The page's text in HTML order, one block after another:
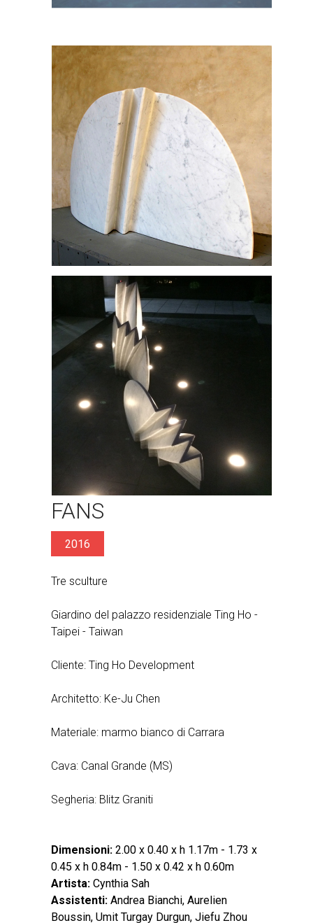
FANS
2016
Tre sculture
Giardino del palazzo residenziale Ting Ho -
Taipei - Taiwan
Cliente: Ting Ho Development
Architetto: Ke-Ju Chen
Materiale: marmo bianco di Carrara
Cava: Canal Grande (MS)
Segheria: Blitz Graniti
Dimensioni: 2.00 x 0.40 x h 1.17m - 1.73 x
0.45 x h 0.84m - 1.50 x 0.42 x h 0.60m
Artista: Cynthia Sah
Assistenti: Andrea Bianchi, Aurelien
Boussin, Umit Turgay Durgun, Jiefu Zhou